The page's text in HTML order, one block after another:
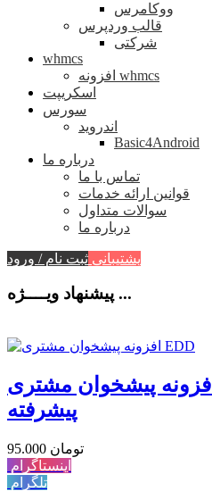
ووکامرس
قالب وردپرس
شرکتی
whmcs
افزونه whmcs
اسکریپت
سورس
اندروید
Basic4Android
درباره ما
تماس با ما
قوانین ارائه خدمات
سوالات متداول
درباره ما
پشتیبانی ثبت نام / ورود
پیشنهاد ویــــژه ...
افزونه پیشخوان مشتری EDD | نسخه
پیشرفته
95.000 تومان
اینستاگرام
تلگرام